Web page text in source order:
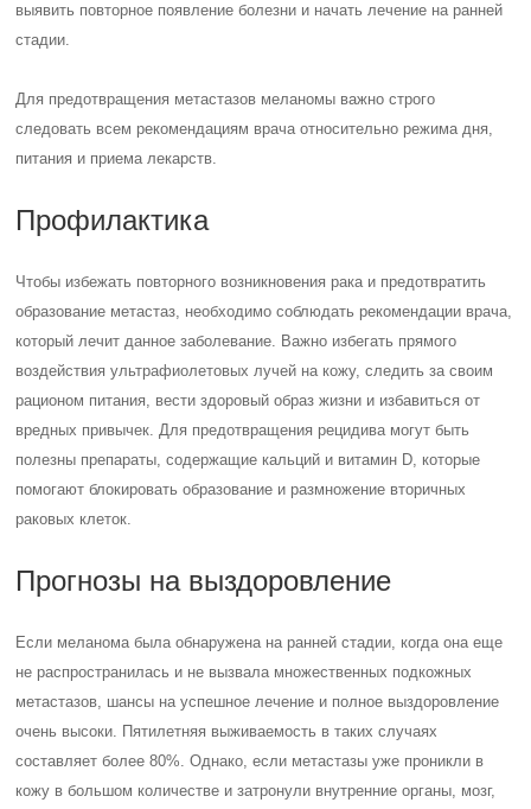
выявить повторное появление болезни и начать лечение на ранней
стадии.
Для предотвращения метастазов меланомы важно строго
следовать всем рекомендациям врача относительно режима дня,
питания и приема лекарств.
Профилактика
Чтобы избежать повторного возникновения рака и предотвратить
образование метастаз, необходимо соблюдать рекомендации врача,
который лечит данное заболевание. Важно избегать прямого
воздействия ультрафиолетовых лучей на кожу, следить за своим
рационом питания, вести здоровый образ жизни и избавиться от
вредных привычек. Для предотвращения рецидива могут быть
полезны препараты, содержащие кальций и витамин D, которые
помогают блокировать образование и размножение вторичных
раковых клеток.
Прогнозы на выздоровление
Если меланома была обнаружена на ранней стадии, когда она еще
не распространилась и не вызвала множественных подкожных
метастазов, шансы на успешное лечение и полное выздоровление
очень высоки. Пятилетняя выживаемость в таких случаях
составляет более 80%. Однако, если метастазы уже проникли в
кожу в большом количестве и затронули внутренние органы, мозг,